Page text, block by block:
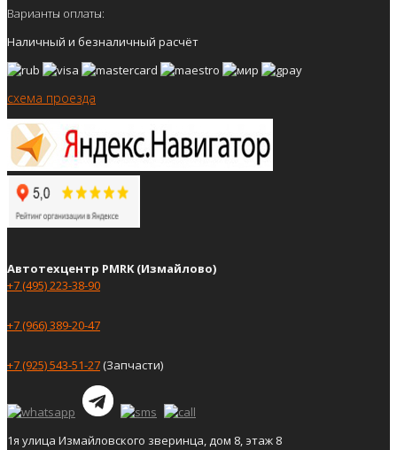
Варианты оплаты:
Наличный и безналичный расчёт
схема проезда
Автотехцентр PMRK (Измайлово)
+7 (495) 223-38-90
+7 (966) 389-20-47
+7 (925) 543-51-27(Запчасти)
1я улица Измайловского зверинца, дом 8, этаж 8